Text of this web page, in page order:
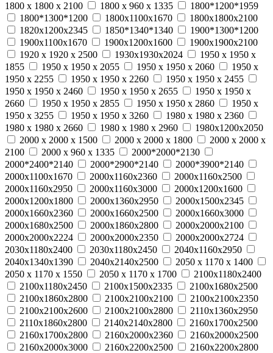
1800 x 1800 x 2100
1800 x 960 x 1335
1800*1200*1959
1800*1300*1200
1800х1100х1670
1800х1800х2100
1820х1200х2345
1850*1340*1340
1900*1300*1200
1900х1100х1670
1900х1200х1600
1900х1900х2100
1920 x 1920 x 2500
1930х1930х2024
1950 х 1950 х
1855
1950 х 1950 х 2055 1950 х 1950 х 2060
1950 х
1950 х 2255
1950 х 1950 х 2260
1950 х 1950 х 2455
1950 х 1950 х 2460
1950 х 1950 х 2655
1950 х 1950 х
2660
1950 х 1950 х 2855 1950 х 1950 х 2860
1950 х
1950 х 3255
1950 х 1950 х 3260
1980 x 1980 x 2360
1980 x 1980 x 2660
1980 x 1980 x 2960
1980х1200х2050
2000 x 2000 x 1500
2000 x 2000 x 1800
2000 x 2000 x
2100
2000 x 960 x 1335
2000*2000*2130
2000*2400*2140
2000*2900*2140
2000*3900*2140
2000х1100х1670
2000х1160х2360
2000х1160х2500
2000х1160х2950
2000х1160х3000
2000х1200х1600
2000х1200х1800
2000х1360х2950
2000х1500х2345
2000х1660х2360
2000х1660х2500
2000х1660х3000
2000х1680х2500
2000х1860х2800
2000х2000х2100
2000х2000х2224
2000х2000х2350
2000х2000х2724
2030х1180х2400
2030х1180х2450
2040х1160х2950
2040х1340х1390
2040х2140х2500
2050 x 1170 x 1400
2050 x 1170 x 1550
2050 x 1170 x 1700
2100х1180х2400
2100х1180х2450
2100х1500х2335
2100х1680х2500
2100х1860х2800
2100х2100х2100
2100х2100х2350
2100х2100х2600
2100х2100х2800
2110х1360х2950
2110х1860х2800
2140х2140х2800
2160х1700х2500
2160х1700х2800
2160х2000х2360
2160х2000х2500
2160х2000х3000
2160х2200х2500
2160х2200х2800